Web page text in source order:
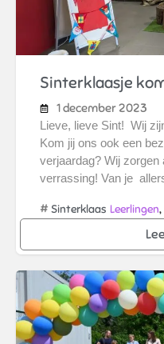
Sinterklaasje
1 december 2023
Lieve, lieve Sint! Wij
Kom jij ons ook een
verjaardag? Wij
verrassing! Van je
# Sinterklaas Leerlingen,